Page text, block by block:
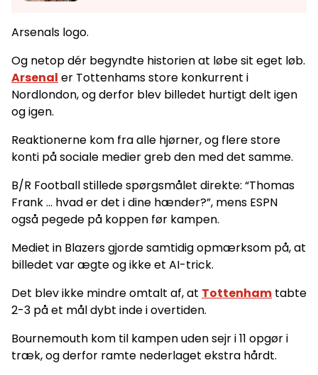
Arsenals logo.
Og netop dér begyndte historien at løbe sit eget løb.
Arsenal er Tottenhams store konkurrent i
Nordlondon, og derfor blev billedet hurtigt delt igen
og igen.
Reaktionerne kom fra alle hjørner, og flere store
konti på sociale medier greb den med det samme.
B/R Football stillede spørgsmålet direkte: “Thomas
Frank … hvad er det i dine hænder?”, mens ESPN
også pegede på koppen før kampen.
Mediet in Blazers gjorde samtidig opmærksom på, at
billedet var ægte og ikke et AI-trick.
Det blev ikke mindre omtalt af, at Tottenham tabte
2-3 på et mål dybt inde i overtiden.
Bournemouth kom til kampen uden sejr i 11 opgør i
træk, og derfor ramte nederlaget ekstra hårdt.